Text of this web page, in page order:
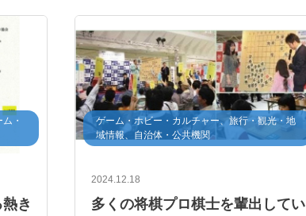
・
き
ゲーム・ホビー・カルチャー、旅行・観光・地
域情報、自治体・公共機関
2024.12.18
多くの将棋プロ棋士を輩出してい